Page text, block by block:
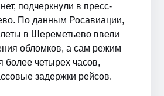
подчеркнули в пресс-
По данным Росавиации,
в Шереметьево ввели
обломков, а сам режим
более четырех часов,
задержки рейсов.